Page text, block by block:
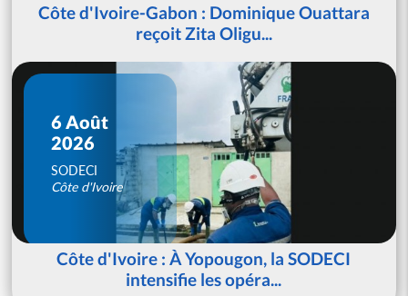
Côte d'Ivoire-Gabon : Dominique Ouattara
reçoit Zita Oligu...
6 Août
2026
SODECI
Côte d'Ivoire
Côte d'Ivoire : À Yopougon, la SODECI
intensifie les opéra...